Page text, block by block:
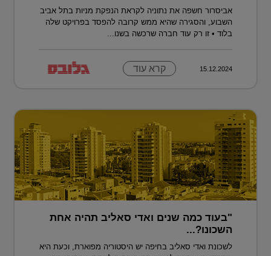
אביסרור חשפה את נתוניה לקראת הנפקת מניות בתל אביב
השבוע, והסגירה שהיא ממש קרובה להפסד בפרויקט שלה
בלוד • זו רק עוד חברה שרכשה בשנו...
15.12.2024 קרא עוד
"בעוד כמה שנים ואדי סאליב תהיה אחת
השכונו?...
לשכונת ואדי סאליב בחיפה יש היסטוריה מפוארת, וכעת היא